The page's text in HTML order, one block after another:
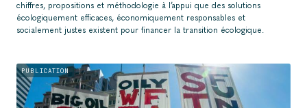
chiffres, propositions et méthodologie à l’appui que des solutions
écologiquement efficaces, économiquement responsables et
socialement justes existent pour financer la transition écologique.
PUBLICATION